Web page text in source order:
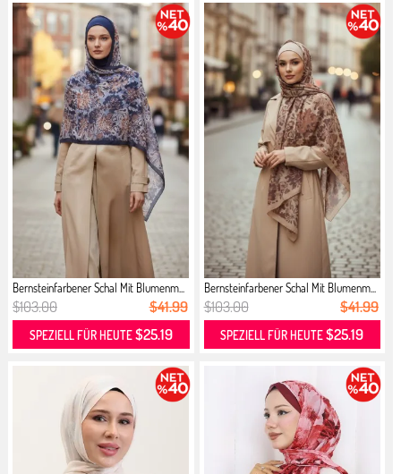
Bernsteinfarbener Schal Mit Blumenm...
$103.00 $41.99
SPEZIELL FÜR HEUTE$25.19
Bernsteinfarbener Schal Mit Blumenm...
$103.00 $41.99
SPEZIELL FÜR HEUTE$25.19